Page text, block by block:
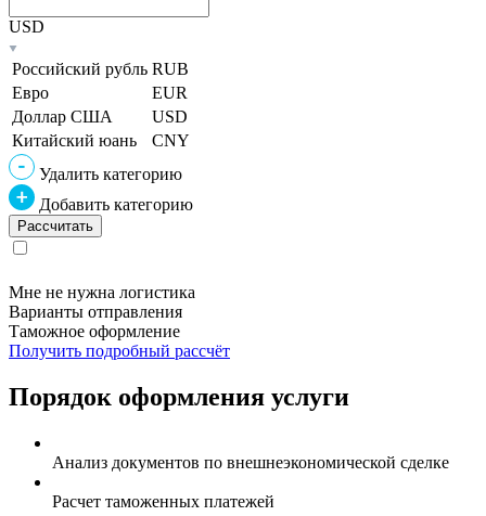
USD
Российский рубль RUB
Евро
EUR
Доллар США
USD
Китайский юань
CNY
Удалить категорию
Добавить категорию
Мне не нужна логистика
Варианты отправления
Таможное оформление
Получить подробный рассчёт
Порядок оформления услуги
Анализ документов по внешнеэкономической сделке
Расчет таможенных платежей